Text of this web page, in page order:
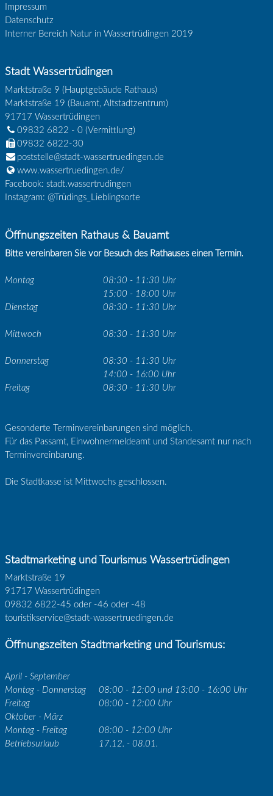
Impressum
Datenschutz
Interner Bereich Natur in Wassertrüdingen 2019
Stadt Wassertrüdingen
Marktstraße 9 (Hauptgebäude Rathaus)
Marktstraße 19 (Bauamt, Altstadtzentrum)
91717 Wassertrüdingen
09832 6822 - 0(Vermittlung)
09832 6822-30
poststelle@stadt-wassertruedingen.de
www.wassertruedingen.de/
Facebook: stadt.wassertrudingen
Instagram: @Trüdings_Lieblingsorte
Öffnungszeiten Rathaus & Bauamt
Bitte vereinbaren Sie vor Besuch des Rathauses einen Termin.
Montag
08:30 - 11:30 Uhr
15:00 - 18:00 Uhr
Dienstag
08:30 - 11:30 Uhr
Mittwoch 08:30 - 11:30 Uhr
Donnerstag
08:30 - 11:30 Uhr
14:00 - 16:00 Uhr
Freitag
08:30 - 11:30 Uhr
Gesonderte Terminvereinbarungen sind möglich.
Für das Passamt, Einwohnermeldeamt und Standesamt nur nach
Terminvereinbarung.
Die Stadtkasse ist Mittwochs geschlossen.
Stadtmarketing und Tourismus Wassertrüdingen
Marktstraße 19
91717 Wassertrüdingen
09832 6822-45 oder -46 oder -48
touristikservice@stadt-wassertruedingen.de
Öffnungszeiten Stadtmarketing und Tourismus:
April - September
Montag - Donnerstag
08:00 - 12:00 und 13:00 - 16:00 Uhr
Freitag
08:00 - 12:00 Uhr
Oktober - März
Montag - Freitag
08:00 - 12:00 Uhr
Betriebsurlaub
17.12. - 08.01.